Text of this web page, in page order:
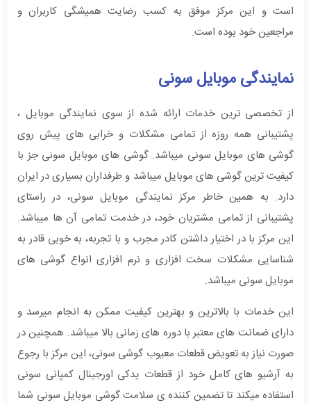
است و این مرکز موفق به کسب رضایت همیشگی کاربران و
مراجعین خود بوده است.
نمایندگی موبایل سونی
از تخصصی ترین خدمات ارائه شده از سوی نمایندگی موبایل ،
پشتیبانی همه روزه از تمامی مشکلات و خرابی های پیش روی
گوشی های موبایل سونی میباشد. گوشی های موبایل سونی جز با
کیفیت ترین گوشی های موبایل میباشد و طرفداران بسیاری در ایران
دارد. به همین خاطر مرکز نمایندگی موبایل سونی، در راستای
پشتیبانی از تمامی مشتریان خود، در خدمت تمامی آن ها میباشد.
این مرکز با در اختیار داشتن کادر مجرب و با تجربه، به خوبی قادر به
شناسایی مشکلات سخت افزاری و نرم افزاری انواع گوشی های
موبایل سونی میباشد.
این خدمات با بالاترین و بهترین کیفیت ممکن به انجام میرسد و
دارای ضمانت های معتبر با دوره های زمانی بالا میباشد. همچنین در
صورت نیاز به تعویض قطعات معیوب گوشی سونی، این مرکز با رجوع
به آرشیو های کامل خود از قطعات یدکی اورجینال کمپانی سونی
استفاده میکند تا تضمین کننده ی سلامت گوشی موبایل سونی شما